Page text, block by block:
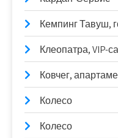
Кемпинг Тавуш,
Клеопатра, VIP-
Ковчег,
Колесо
Колесо